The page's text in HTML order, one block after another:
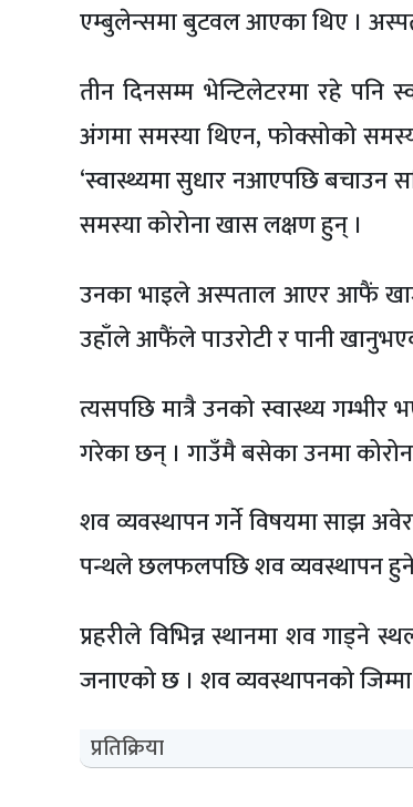
एम्बुलेन्समा बुटवल आएका थिए ।
तीन दिनसम्म भेन्टिलेटरमा रहे
अंगमा समस्या थिएन, फोक्सोको
‘स्वास्थ्यमा सुधार नआएपछि बचाउन
समस्या कोरोना खास लक्षण हुन् ।
उनका भाइले अस्पताल आएर आफैं
उहाँले आफैंले पाउरोटी र पानी
त्यसपछि मात्रै उनको स्वास्थ्य
गरेका छन् । गाउँमै बसेका उनमा
शव व्यवस्थापन गर्ने विषयमा साझ
पन्थले छलफलपछि शव व्यवस्थापन हुने
प्रहरीले विभिन्न स्थानमा शव गाड्ने
जनाएको छ । शव व्यवस्थापनको
प्रतिक्रिया